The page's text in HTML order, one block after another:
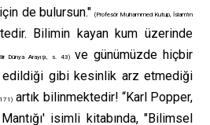
de bulursun." (Profesör Muhammed Kutup, İslam'ın
Bilimin kayan kum üzerinde
Dünya Arayışı, s. 43)ve günümüzde hiçbir
gibi kesinlik arz etmediği
artık bilinmektedir! “Karl Popper,
isimli kitabında, "Bilimsel